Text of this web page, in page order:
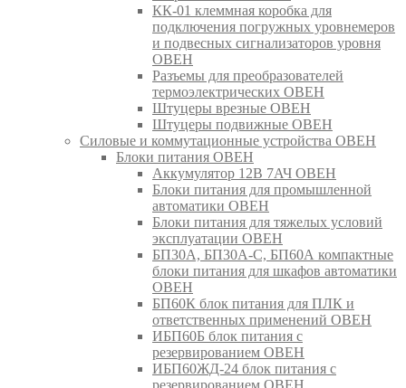
КК-01 клеммная коробка для
подключения погружных уровнемеров
и подвесных сигнализаторов уровня
ОВЕН
Разъемы для преобразователей
термоэлектрических ОВЕН
Штуцеры врезные ОВЕН
Штуцеры подвижные ОВЕН
Силовые и коммутационные устройства ОВЕН
Блоки питания ОВЕН
Аккумулятор 12В 7АЧ ОВЕН
Блоки питания для промышленной
автоматики ОВЕН
Блоки питания для тяжелых условий
эксплуатации ОВЕН
БП30А, БП30А-С, БП60А компактные
блоки питания для шкафов автоматики
ОВЕН
БП60К блок питания для ПЛК и
ответственных применений ОВЕН
ИБП60Б блок питания с
резервированием ОВЕН
ИБП60ЖД-24 блок питания с
резервированием ОВЕН